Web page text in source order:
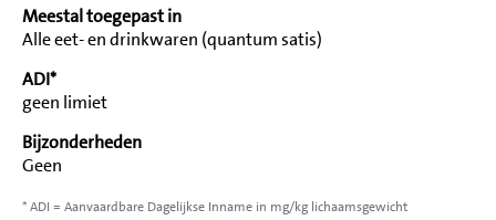
Meestal toegepast in
Alle eet- en drinkwaren (quantum satis)
ADI*
geen limiet
Bijzonderheden
Geen
* ADI = Aanvaardbare Dagelijkse Inname in mg/kg lichaamsgewicht